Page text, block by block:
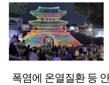
폭염에 온열질환 등